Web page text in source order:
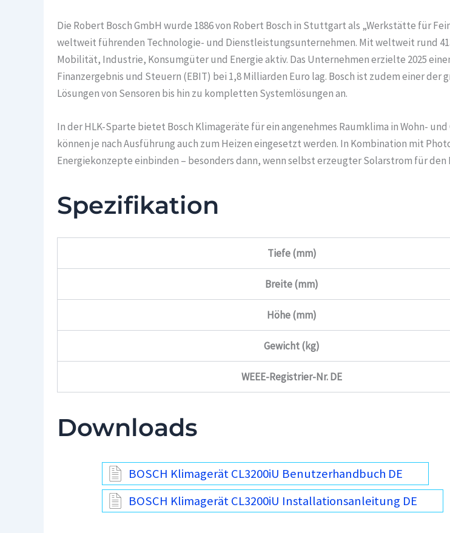
Die Robert Bosch GmbH wurde 1886 von Robert Bosch in Stuttgart als „Werkstätte für
weltweit führenden Technologie- und Dienstleistungsunternehmen. Mit weltweit rund
Mobilität, Industrie, Konsumgüter und Energie aktiv. Das Unternehmen erzielte 2025
Finanzergebnis und Steuern (EBIT) bei 1,8 Milliarden Euro lag. Bosch ist zudem einer
Lösungen von Sensoren bis hin zu kompletten Systemlösungen an.
In der HLK-Sparte bietet Bosch Klimageräte für ein angenehmes Raumklima in Wohn-
können je nach Ausführung auch zum Heizen eingesetzt werden. In Kombination mit
Energiekonzepte einbinden – besonders dann, wenn selbst erzeugter Solarstrom für
Spezifikation
Tiefe (mm)
Breite (mm)
Höhe (mm)
Gewicht (kg)
WEEE-Registrier-Nr. DE
Downloads
BOSCH Klimagerät CL3200iU Benutzerhandbuch DE
BOSCH Klimagerät CL3200iU Installationsanleitung DE